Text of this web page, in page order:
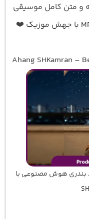
و متن کامل موسیقی
با کیفیت اصلی 320 و 128 با فرمت MP3 با جهش موزیک ❤️
Ahang SHKamran –
بندری هوش مصنوعی با